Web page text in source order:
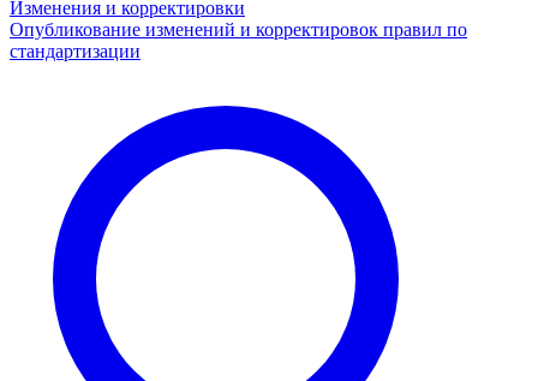
Изменения и корректировки
Опубликование изменений и корректировок правил по
стандартизации